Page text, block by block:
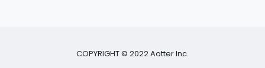
COPYRIGHT © 2022 Aotter Inc.